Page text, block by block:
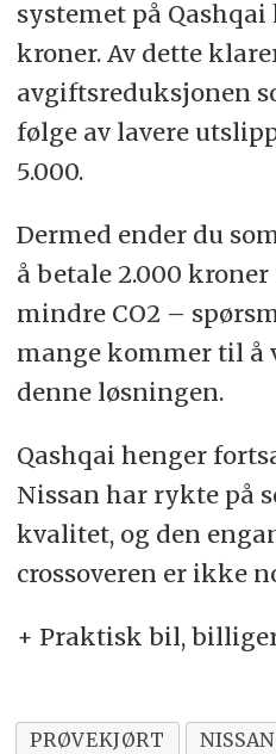
systemet på
kroner. Av dette
avgiftsreduksjonen
følge av lavere
5.000.
Dermed ender du
å betale 2.000
mindre CO2 –
mange kommer til å
denne løsningen.
Qashqai henger
Nissan har rykte på
kvalitet, og den
crossoveren er ikke
+ Praktisk bil,
PRØVEKJØRT
NISSAN